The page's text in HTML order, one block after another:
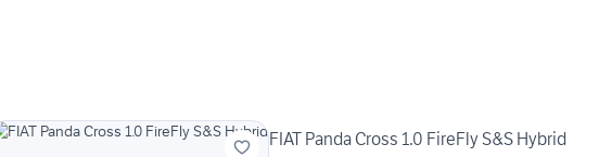
FIAT Panda Cross 1.0 FireFly S&S Hybrid